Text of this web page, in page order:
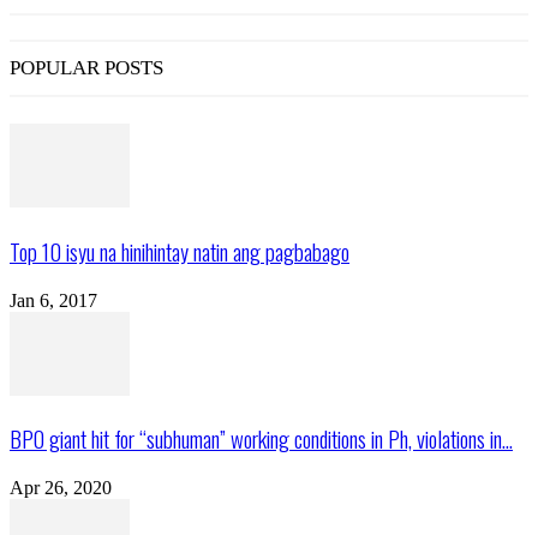
POPULAR POSTS
Top 10 isyu na hinihintay natin ang pagbabago
Jan 6, 2017
BPO giant hit for “subhuman” working conditions in Ph, violations in...
Apr 26, 2020